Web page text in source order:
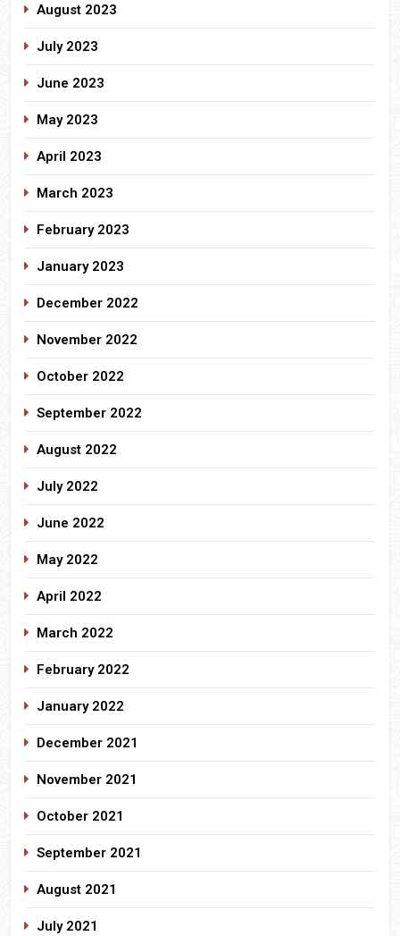
August 2023
July 2023
June 2023
May 2023
April 2023
March 2023
February 2023
January 2023
December 2022
November 2022
October 2022
September 2022
August 2022
July 2022
June 2022
May 2022
April 2022
March 2022
February 2022
January 2022
December 2021
November 2021
October 2021
September 2021
August 2021
July 2021